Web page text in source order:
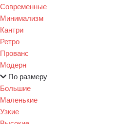
Современные
Минимализм
Кантри
Ретро
Прованс
Модерн
По размеру
Большие
Маленькие
Узкие